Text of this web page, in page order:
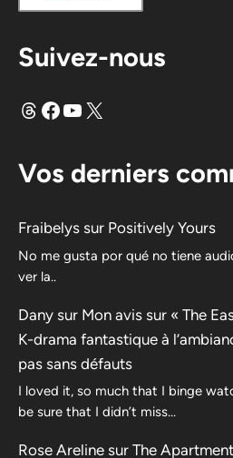
Suivez-nous
FilsFacebook
YouTube
X
Vos derniers
Fraibelys sur Positively Yours
No me gusta por qué no tiene
ver la..
Dany sur Mon avis sur « The
K-drama fantastique à
pas sans défauts
I loved it, so much that I binge
be sure that I didn’t miss…
Rose Areline sur The